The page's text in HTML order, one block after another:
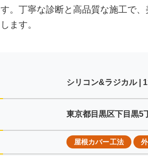
す。丁寧な診断と高品質な施工で
します。
シリコン&ラジカル |
東京都目黒区下目黒5
屋根カバー工法